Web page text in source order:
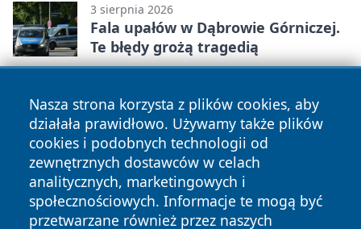
3 sierpnia 2026
Fala upałów w Dąbrowie Górniczej.
Te błędy grożą tragedią
Linia 645 z nowym przystankiem.
Łatwiejszy dojazd do cmentarza
31 lipca 2026
300 zł na wyprawkę szkolną.
Wnioski już spływają do ZUS
Nasza strona korzysta z plików cookies, aby
działała prawidłowo. Używamy także plików
cookies i podobnych technologii od
zewnętrznych dostawców w celach
analitycznych, marketingowych i
społecznościowych. Informacje te mogą być
przetwarzane również przez naszych